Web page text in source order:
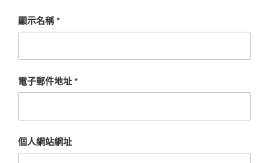
顯示名稱*
電子郵件地址*
個人網站網址